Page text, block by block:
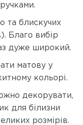
та блискучих
Благо вибір
дуже широкий.
матову у
кольорі.
декорувати,
для білизни
розмірів.